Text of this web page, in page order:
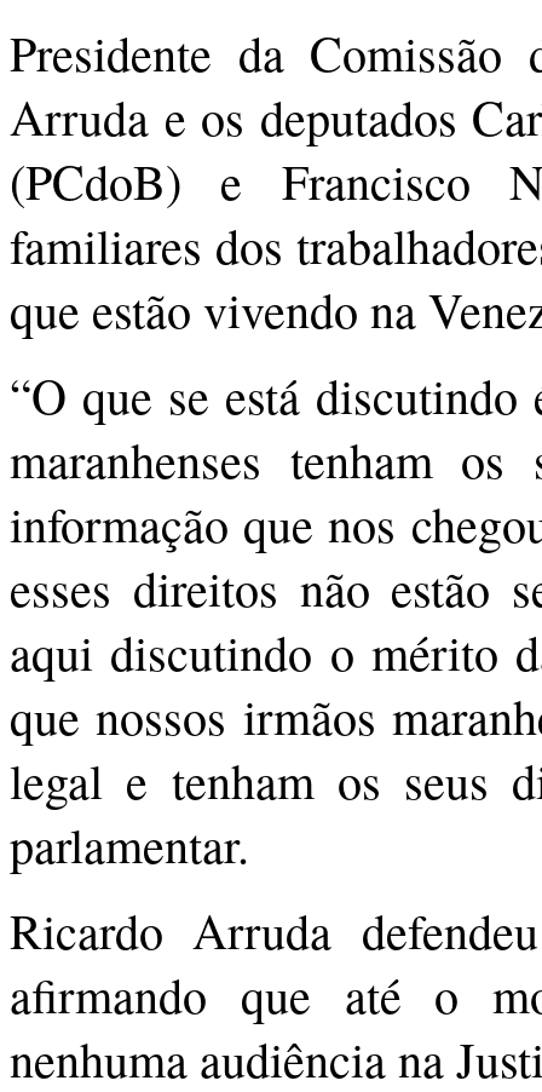
Presidente da
Arruda e os deputados
(PCdoB) e Francisco
familiares dos
que estão vivendo na
“O que se está discutindo
maranhenses tenham
informação que nos
esses direitos não estão
aqui discutindo o mérito
que nossos irmãos
legal e tenham os seus
parlamentar.
Ricardo Arruda
afirmando que até o
nenhuma audiência na